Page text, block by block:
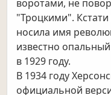
воротами, не
"Троцкими". Кстати
носила имя
известно
в 1929 году.
В 1934 году
официальной